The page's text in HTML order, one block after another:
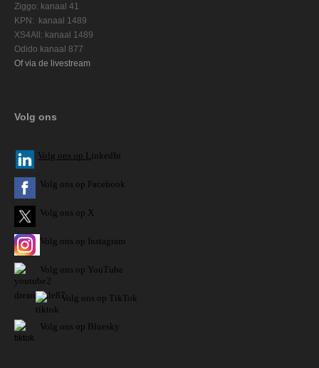
Ziggo: kanaal 41
KPN: kanaal 1489
XS4All: kanaal 1489
Odido kanaal 877
Of via de livestream
Volg ons
Volg ons op L inkedIn
Volg ons op Facebook
Volg ons op X
Volg ons op Instagram
Volg ons op YouTube
Volg ons op TikTok
Volg ons op Bluesky